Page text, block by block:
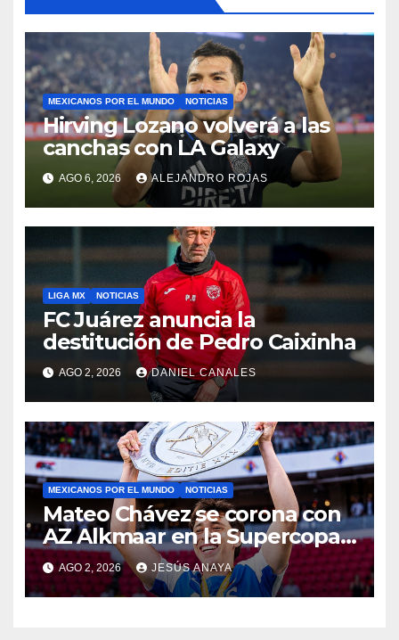
MEXICANOS POR EL MUNDO NOTICIAS
Hirving Lozano volverá a las
canchas con LA Galaxy
AGO 6, 2026 ALEJANDRO ROJAS
LIGA MX NOTICIAS
FC Juárez anuncia la
destitución de Pedro Caixinha
AGO 2, 2026 DANIEL CANALES
MEXICANOS POR EL MUNDO NOTICIAS
Mateo Chávez se corona con
AZ Alkmaar en la Supercopa
de Países Bajos
AGO 2, 2026 JESÚS ANAYA